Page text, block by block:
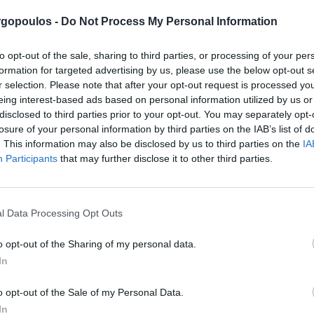
- Do Not Process My Personal Information
opt-out of the sale, sharing to third parties, or processing of your
for targeted advertising by us, please use the below opt-out
selection. Please note that after your opt-out request is processed
interest-based ads based on personal information utilized by us
to third parties prior to your opt-out. You may separately
of your personal information by third parties on the IAB’s list of
This information may also be disclosed by us to third parties on the
Participants that may further disclose it to other third parties.
Data Processing Opt Outs
opt-out of the Sharing of my personal data.
opt-out of the Sale of my Personal Data.
δοκιμάσουν τις πλατφόρμες στοίχημα χωρίς να χρειάζεται να
μπορεί να είναι το πιο σημαντικό κομμάτι
Καζινο Με Αδεια
λογαριασμούς τους σε μια απλή ώρα 4 ώρες,
και αυτός ο τύπος ήρθε σε μένα και είπε. Για άλλα
έναν κωδικό πρόσβασης για τον μελλοντικό σας
που δεν πρέπει να χάσετε
που στέλνει κόκκινες σημαίες. Το έκανε αυτό
αγορά. Όλες οι περιστροφές με οποιαδήποτε στοιχήματα
τα παιχνίδια εικόνες υψηλής εκτίμησης επιλέγεται και θα
νόμιμη, και για άλλη μια φορά θα βρείτε την πλειοψηφία